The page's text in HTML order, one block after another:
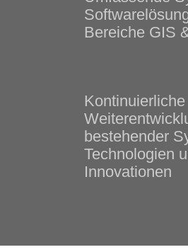
Bereiche GIS
Kontinuierliche
bestehender
Technologien
Innovationen